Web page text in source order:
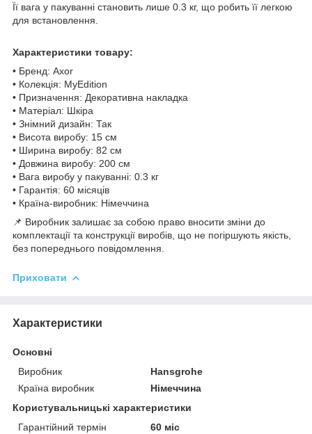
Її вага у пакуванні становить лише 0.3 кг, що робить її легкою
для встановлення.
Характеристики товару:
• Бренд: Axor
• Колекція: MyEdition
• Призначення: Декоративна накладка
• Матеріал: Шкіра
• Знімний дизайн: Так
• Висота виробу: 15 см
• Ширина виробу: 82 см
• Довжина виробу: 200 см
• Вага виробу у пакуванні: 0.3 кг
• Гарантія: 60 місяців
• Країна-виробник: Німеччина
📌 Виробник залишає за собою право вносити зміни до
комплектації та конструкції виробів, що не погіршують якість,
без попереднього повідомлення.
Приховати
Характеристики
Основні
Виробник
Hansgrohe
Країна виробник
Німеччина
Користувальницькі характеристики
Гарантійний термін
60 міс